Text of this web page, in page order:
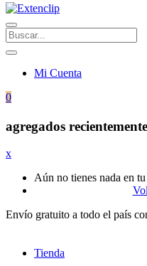
Mi Cuenta
0
agregados recientemente
x
Aún no tienes nada en
Envío gratuito a todo el país
Tienda